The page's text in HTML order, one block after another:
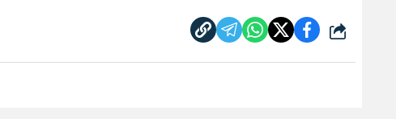
شارك